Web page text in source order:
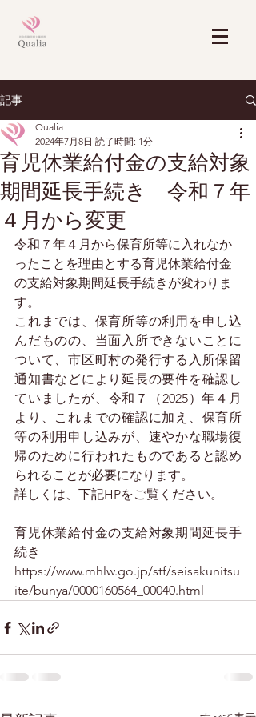
記事
育児休業給付金の支給対象
期間延長手続き 令和７年
４月から変更
Qualia
2024年7月8日 読了時間: 1分
令和７年４月から保育所等に入れなか
ったことを理由とする育児休業給付金
の支給対象期間延長手続きが変わりま
す。
これまでは、保育所等の利用を申し込
んだものの、当面入所できないことに
ついて、市区町村の発行する入所保留
通知書などにより延長の要件を確認し
ていましたが、令和７（2025）年４月
より、これまでの確認に加え、保育所
等の利用申し込みが、速やかな職場復
帰のために行われたものであると認め
られることが必要になります。
詳しくは、下記HPをご覧ください。
育児休業給付金の支給対象期間延長手
続き
https://www.mhlw.go.jp/stf/seisakunitsu
ite/bunya/0000160564_00040.html